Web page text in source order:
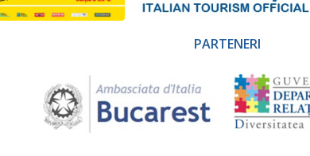
PARTENERI